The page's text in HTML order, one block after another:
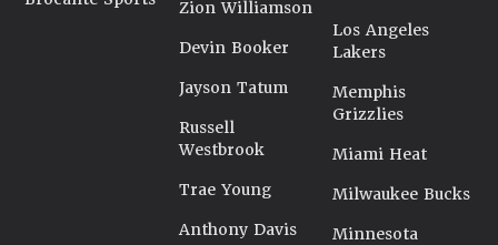
Zion Williamson
Devin Booker
Jayson Tatum
Russell
Westbrook
Trae Young
Anthony Davis
Los Angeles
Lakers
Memphis
Grizzlies
Miami Heat
Milwaukee Bucks
Minnesota